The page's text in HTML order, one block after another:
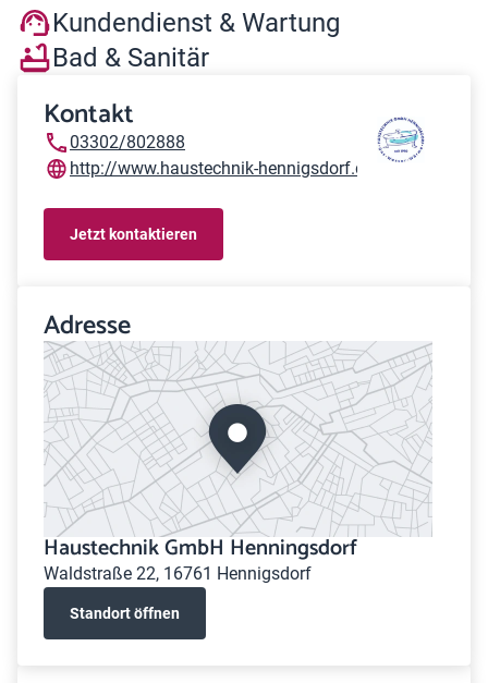
Kundendienst & Wartung
Bad & Sanitär
Kontakt
03302/802888
http://www.haustechnik-hennigsdorf.de
Jetzt kontaktieren
Adresse
Haustechnik GmbH Henningsdorf
Waldstraße 22, 16761 Hennigsdorf
Standort öffnen